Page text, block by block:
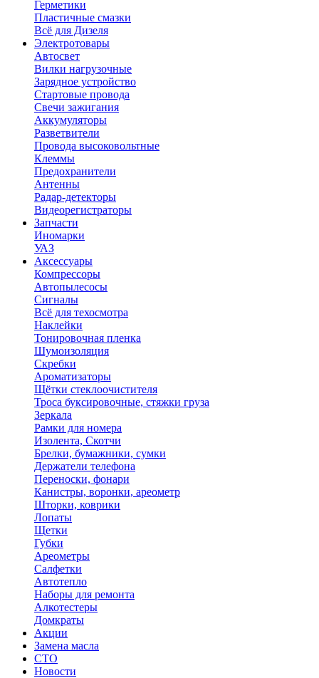
Герметики
Пластичные смазки
Всё для Дизеля
Электротовары
Автосвет
Вилки нагрузочные
Зарядное устройство
Стартовые провода
Свечи зажигания
Аккумуляторы
Разветвители
Провода высоковольтные
Клеммы
Предохранители
Антенны
Радар-детекторы
Видеорегистраторы
Запчасти
Иномарки
УАЗ
Аксесcуары
Компрессоры
Автопылесосы
Сигналы
Всё для техосмотра
Наклейки
Тонировочная пленка
Шумоизоляция
Скребки
Ароматизаторы
Щётки стеклоочистителя
Троса буксировочные, стяжки груза
Зеркала
Рамки для номера
Изолента, Скотчи
Брелки, бумажники, сумки
Держатели телефона
Переноски, фонари
Канистры, воронки, ареометр
Шторки, коврики
Лопаты
Щетки
Губки
Ареометры
Салфетки
Автотепло
Наборы для ремонта
Алкотестеры
Домкраты
Акции
Замена масла
СТО
Новости